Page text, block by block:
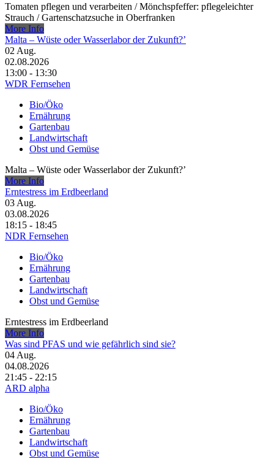
Tomaten pflegen und verarbeiten /​ Mönchspfeffer: pflegeleichter
Strauch /​ Gartenschatzsuche in Oberfranken
More Info
Malta – Wüste oder Wasserlabor der Zukunft?’
02 Aug.
02.08.2026
13:00 - 13:30
WDR Fernsehen
Bio/Öko
Ernährung
Gartenbau
Landwirtschaft
Obst und Gemüse
Malta – Wüste oder Wasserlabor der Zukunft?’
More Info
Erntestress im Erdbeerland
03 Aug.
03.08.2026
18:15 - 18:45
NDR Fernsehen
Bio/Öko
Ernährung
Gartenbau
Landwirtschaft
Obst und Gemüse
Erntestress im Erdbeerland
More Info
Was sind PFAS und wie gefährlich sind sie?
04 Aug.
04.08.2026
21:45 - 22:15
ARD alpha
Bio/Öko
Ernährung
Gartenbau
Landwirtschaft
Obst und Gemüse